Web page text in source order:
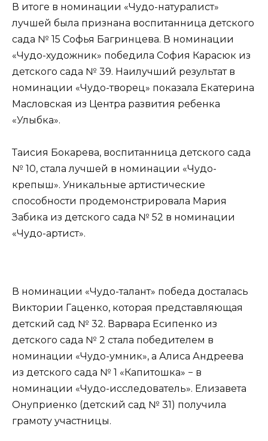
В итоге в номинации «Чудо-натуралист»
лучшей была признана воспитанница детского
сада № 15 Софья Багринцева. В номинации
«Чудо-художник» победила София Карасюк из
детского сада № 39. Наилучший результат в
номинации «Чудо-творец» показала Екатерина
Масловская из Центра развития ребенка
«Улыбка».
Таисия Бокарева, воспитанница детского сада
№ 10, стала лучшей в номинации «Чудо-
крепыш». Уникальные артистические
способности продемонстрировала Мария
Забика из детского сада № 52 в номинации
«Чудо-артист».
В номинации «Чудо-талант» победа досталась
Виктории Гаценко, которая представляющая
детский сад № 32. Варвара Есипенко из
детского сада № 2 стала победителем в
номинации «Чудо-умник», а Алиса Андреева
из детского сада № 1 «Капитошка» − в
номинации «Чудо-исследователь». Елизавета
Онуприенко (детский сад № 31) получила
грамоту участницы.